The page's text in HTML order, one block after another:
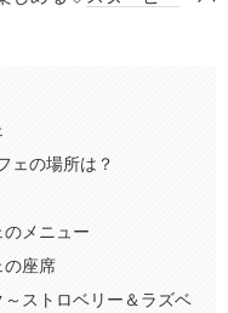
ェの場所は？
メニュー
の座席
ストロベリー＆ラズベ